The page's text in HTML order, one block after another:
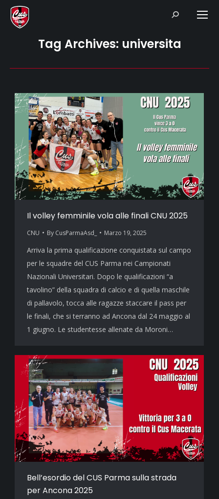
Search:
Tag Archives: universita
Il volley femminile vola alle finali CNU 2025
CNU By CusParmaAsd_ Marzo 19, 2025
Arriva la prima qualificazione conquistata sul campo
per le squadre del CUS Parma nei Campionati
Nazionali Universitari. Dopo le qualificazioni “a
tavolino” della squadra di calcio e di quella maschile
di pallavolo, tocca alle ragazze staccare il pass per
le finali, che si terranno ad Ancona dal 24 maggio al
1 giugno. Le studentesse allenate da Moroni…
Bell’esordio del CUS Parma sulla strada
per Ancona 2025